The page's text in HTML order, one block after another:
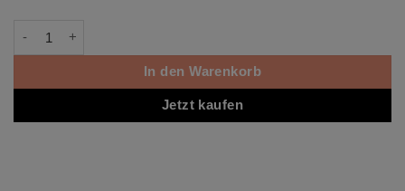
In den Warenkorb
Jetzt kaufen